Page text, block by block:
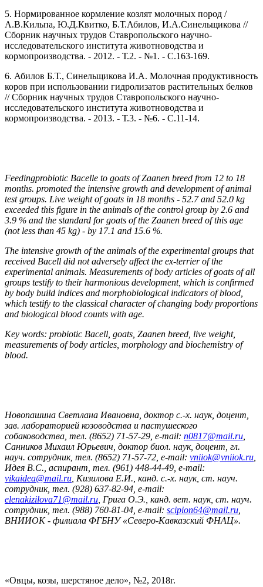
5. Нормированное кормление козлят молочных пород /
А.В.Кильпа, Ю.Д.Квитко, Б.Т.Абилов, И.А.Синельщикова //
Сборник научных трудов Ставропольского научно-
исследовательского института животноводства и
кормопроизводства. - 2012. - Т.2. - №1. - С.163-169.
6. Абилов Б.Т., Синельщикова И.А. Молочная продуктивность
коров при использовании гидролизатов растительных белков
// Сборник научных трудов Ставропольского научно-
исследовательского института животноводства и
кормопроизводства. - 2013. - Т.3. - №6. - С.11-14.
Feedingprobiotic Bacelle to goats of Zaanen breed from 12 to 18
months. promoted the intensive growth and development of animal
test groups. Live weight of goats in 18 months - 52.7 and 52.0 kg
exceeded this figure in the animals of the control group by 2.6 and
3.9 % and the standard for goats of the Zaanen breed of this age
(not less than 45 kg) - by 17.1 and 15.6 %.
The intensive growth of the animals of the experimental groups that
received Bacell did not adversely affect the ex-terrier of the
experimental animals. Measurements of body articles of goats of all
groups testify to their harmonious development, which is confirmed
by body build indices and morphobiological indicators of blood,
which testify to the classical character of changing body proportions
and biological blood counts with age.
Key words: probiotic Bacell, goats, Zaanen breed, live weight,
measurements of body articles, morphology and biochemistry of
blood.
Новопашина Светлана Ивановна, доктор с.-х. наук, доцент,
зав. лабораторией козоводства и пастушеского
собаководства, тел. (8652) 71-57-29, e-mail: n0817@mail.ru
Санников Михаил Юрьевич, доктор биол. наук, доцент, гл.
науч. сотрудник, тел. (8652) 71-57-72, e-mail: vniiok@vniiok.ru
Идея В.С., аспирант, тел. (961) 448-44-49, e-mail:
vikaidea@mail.ru , Кизилова Е.И., канд. с.-х. наук, ст. науч.
сотрудник, тел. (928) 637-82-94, e-mail:
elenakizilova71@mail.ru , Грига О.Э., канд. вет. наук, ст. науч.
сотрудник, тел. (988) 760-81-04, e-mail: scipion64@mail.ru
ВНИИОК - филиала ФГБНУ «Северо-Кавказский ФНАЦ».
«Овцы, козы, шерстяное дело», №2, 2018г.